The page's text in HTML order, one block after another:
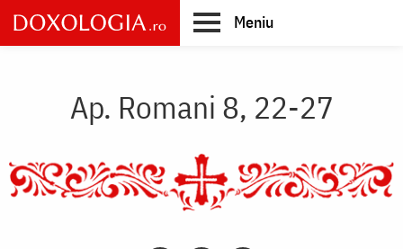
Skip
to
main
Meniu
Ap. Romani 8, 22-27